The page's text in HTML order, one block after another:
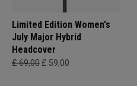
Limited Edition Women's
July Major Hybrid
Headcover
£ 69,00 £ 59,00